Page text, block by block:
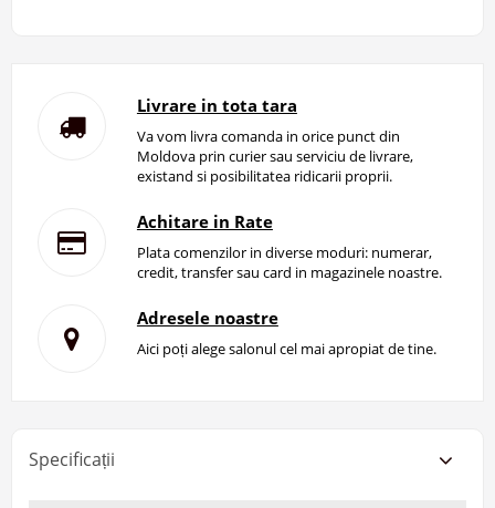
Livrare in tota tara
Va vom livra comanda in orice punct din
Moldova prin curier sau serviciu de livrare,
existand si posibilitatea ridicarii proprii.
Achitare in Rate
Plata comenzilor in diverse moduri: numerar,
credit, transfer sau card in magazinele noastre.
Adresele noastre
Aici poți alege salonul cel mai apropiat de tine.
Specificații